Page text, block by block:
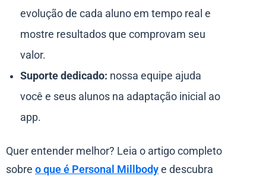
evolução de cada aluno em tempo real e
mostre resultados que comprovam seu
valor.
Suporte dedicado: nossa equipe ajuda
você e seus alunos na adaptação inicial ao
app.
Quer entender melhor? Leia o artigo completo
sobre o que é Personal Millbody e descubra